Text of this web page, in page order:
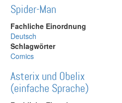
Spider-Man
Fachliche Einordnung
Deutsch
Schlagwörter
Comics
Asterix und Obelix
(einfache Sprache)